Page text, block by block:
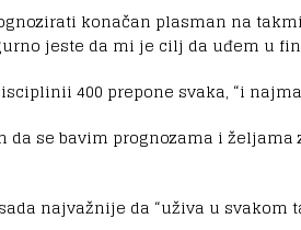
konačan plasman na
jeste da mi je cilj da uđem u
400 prepone svaka, “i
da se bavim prognozama i željama
najvažnije da “uživa u svakom